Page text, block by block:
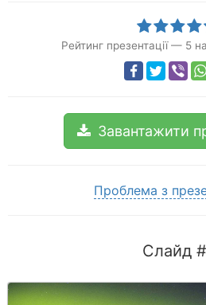
Рейтинг презентації — 5
Завантажити
Проблема з
Слайд